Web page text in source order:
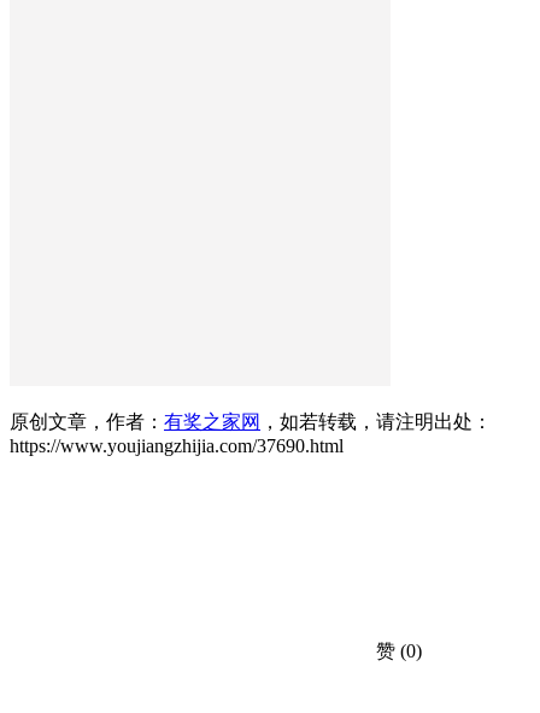
原创文章，作者： 有奖之家网 ，如若转载，请注明出处：
https://www.youjiangzhijia.com/37690.html
赞 (0)